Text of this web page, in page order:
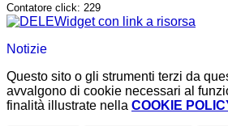
Contatore click: 229
Widget con link a risorsa
Notizie
Questo sito o gli strumenti terzi da
avvalgono di cookie necessari al
finalità illustrate nella COOKIE